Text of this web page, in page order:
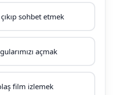
sohbet etmek
açmak
film izlemek